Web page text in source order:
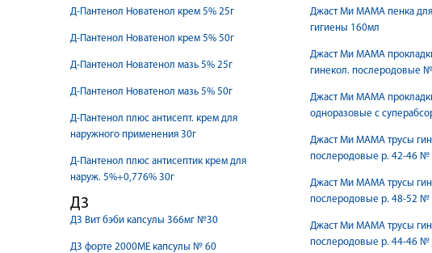
Д-Пантенол Новатенол крем 5% 25г
Д-Пантенол Новатенол крем 5% 50г
Д-Пантенол Новатенол мазь 5% 25г
Д-Пантенол Новатенол мазь 5% 50г
Д-Пантенол плюс антисепт. крем для
наружного применения 30г
Д-Пантенол плюс антисептик крем для
наруж. 5%+0,776% 30г
Д3
Д3 Вит бэби капсулы 366мг №30
Д3 форте 2000МЕ капсулы № 60
Джаст Ми МАМА пенка
гигиены 160мл
Джаст Ми МАМА
гинекол. послеродовые
Джаст Ми МАМА
одноразовые с
Джаст Ми МАМА трусы
послеродовые р. 42-46 №
Джаст Ми МАМА трусы
послеродовые р. 48-52 №
Джаст Ми МАМА трусы
послеродовые р. 44-46 №